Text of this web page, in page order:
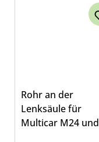
Rohr an der
Lenksäule für
Multicar M24 und